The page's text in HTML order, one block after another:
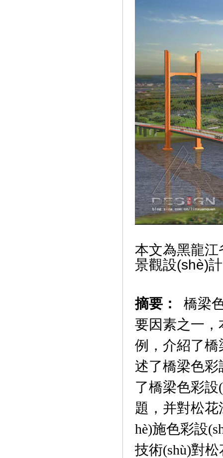
本文為黑龍
景觀設(shè)
摘要：
橋梁
要因素之一
例，介紹了
述了橋梁色彩
了橋梁色彩設
題，并對松
hè)施色彩設
技術(shù)對